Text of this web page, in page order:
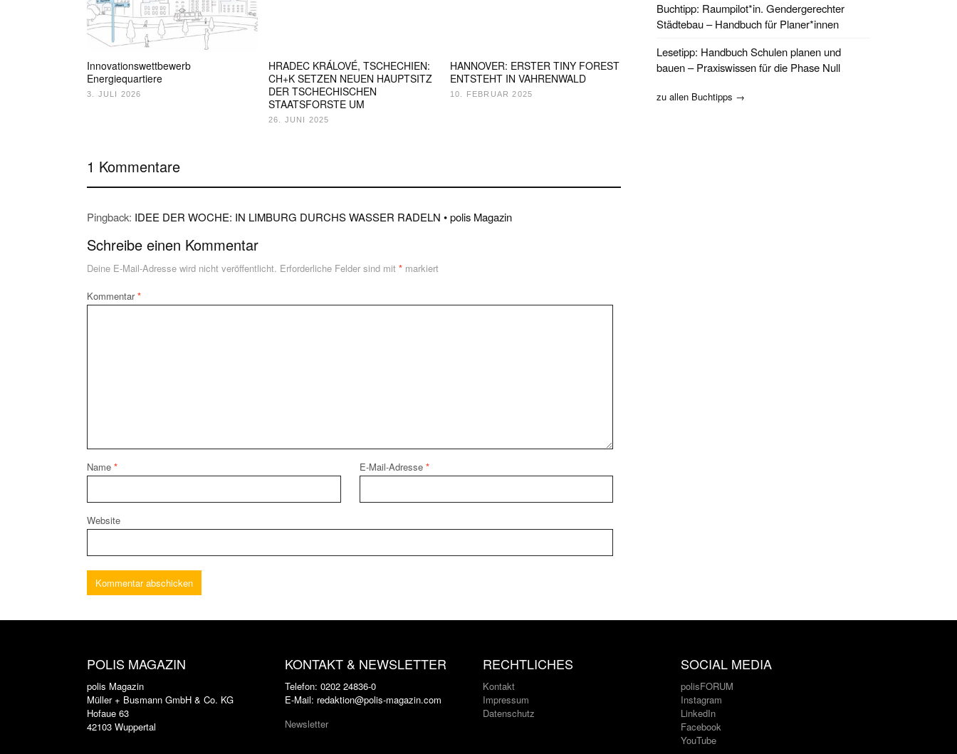
Innovationswettbewerb
Energiequartiere
3. JULI 2026
HRADEC KRÁLOVÉ, TSCHECHIEN:
CH+K SETZEN NEUEN HAUPTSITZ
DER TSCHECHISCHEN
STAATSFORSTE UM
26. JUNI 2025
HANNOVER: ERSTER TINY FOREST
ENTSTEHT IN VAHRENWALD
10. FEBRUAR 2025
1 Kommentare
Pingback: IDEE DER WOCHE: IN LIMBURG DURCHS WASSER RADELN • polis Magazin
Schreibe einen Kommentar
Deine E-Mail-Adresse wird nicht veröffentlicht. Erforderliche Felder sind mit * markiert
Kommentar*
Name * E-Mail-Adresse *
Website
Buchtipp: Raumpilot*in. Gendergerechter
Städtebau – Handbuch für Planer*innen
Lesetipp: Handbuch Schulen planen und
bauen – Praxiswissen für die Phase Null
zu allen Buchtipps →
POLIS MAGAZIN
polis Magazin
Müller + Busmann GmbH & Co. KG
Hofaue 63
42103 Wuppertal
KONTAKT & NEWSLETTER
Telefon: 0202 24836-0
E-Mail: redaktion@polis-magazin.com
Newsletter
RECHTLICHES
Kontakt
Impressum
Datenschutz
SOCIAL MEDIA
polisFORUM
Instagram
LinkedIn
Facebook
YouTube